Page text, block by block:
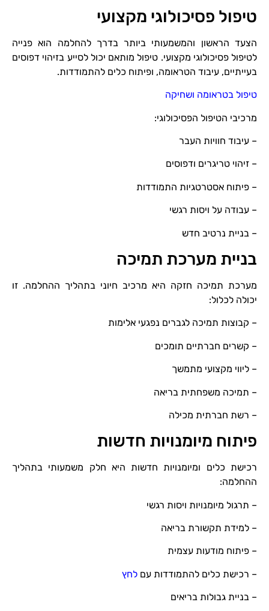
טיפול פסיכולוגי מקצועי
הצעד הראשון והמשמעותי ביותר בדרך להחלמה הוא פנייה
לטיפול פסיכולוגי מקצועי. טיפול מותאם יכול לסייע בזיהוי דפוסים
בעייתיים, עיבוד הטראומה, ופיתוח כלים להתמודדות.
טיפול בטראומה ושחיקה
מרכיבי הטיפול הפסיכולוגי:
– עיבוד חוויות העבר
– זיהוי טריגרים ודפוסים
– פיתוח אסטרטגיות התמודדות
– עבודה על ויסות רגשי
– בניית נרטיב חדש
בניית מערכת תמיכה
מערכת תמיכה חזקה היא מרכיב חיוני בתהליך ההחלמה. זו
יכולה לכלול:
– קבוצות תמיכה לגברים נפגעי אלימות
– קשרים חברתיים תומכים
– ליווי מקצועי מתמשך
– תמיכה משפחתית בריאה
– רשת חברתית מכילה
פיתוח מיומנויות חדשות
רכישת כלים ומיומנויות חדשות היא חלק משמעותי בתהליך
ההחלמה:
– תרגול מיומנויות ויסות רגשי
– למידת תקשורת בריאה
– פיתוח מודעות עצמית
– רכישת כלים להתמודדות עם לחץ
– בניית גבולות בריאים